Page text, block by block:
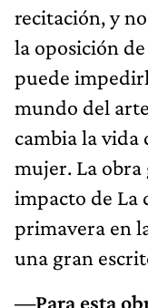
recitación, y
la oposición
puede
mundo del
cambia la vida
mujer. La obra
impacto de La
primavera en
una gran
—Para esta